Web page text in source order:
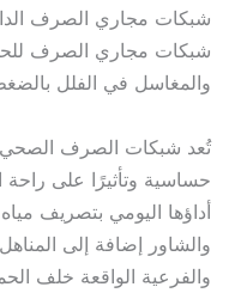
شبكات مجاري الصرف
شبكات مجاري الصرف
والمغاسل في الفلل
تُعد شبكات الصرف الصحي
حساسية وتأثيرًا على راحة
أداؤها اليومي بتصريف
والشاور إضافة إلى
والفرعية الواقعة خلف